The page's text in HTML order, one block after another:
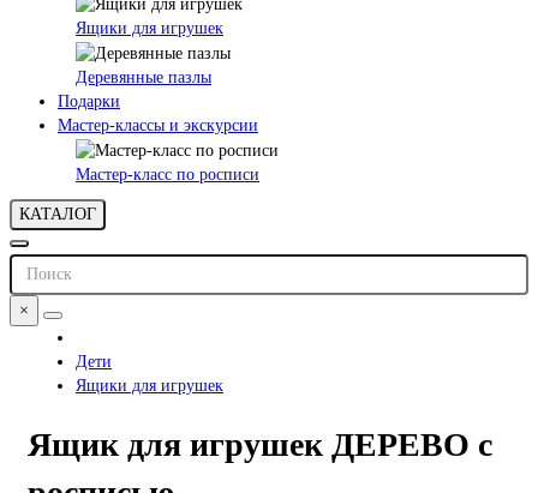
Ящики для игрушек
Деревянные пазлы
Подарки
Мастер-классы и экскурсии
Мастер-класс по росписи
КАТАЛОГ
×
Дети
Ящики для игрушек
Ящик для игрушек ДЕРЕВО с